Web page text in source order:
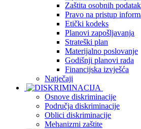
Zaštita osobnih
Pravo na pristup
Etički kodeks
Planovi zapošljavanja
Strateški plan
Materijalno poslovanje
Godišnji planovi rada
Financijska izvješća
Natječaji
Osnove diskriminacije
Područja diskriminacije
Oblici diskriminacije
Mehanizmi zaštite